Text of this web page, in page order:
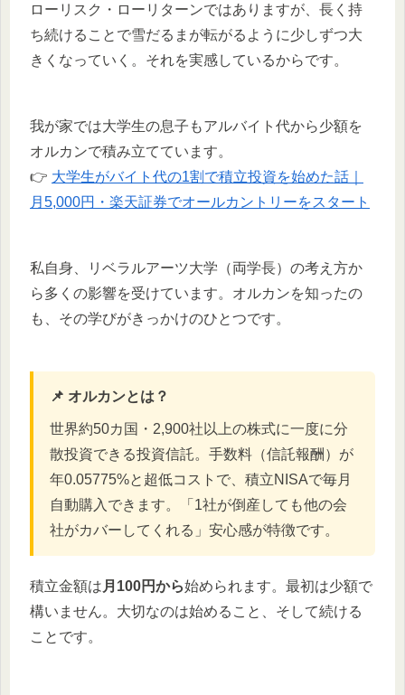
ローリスク・ローリターンではありますが、長く持
ち続けることで雪だるまが転がるように少しずつ大
きくなっていく。それを実感しているからです。
我が家では大学生の息子もアルバイト代から少額を
オルカンで積み立てています。
👉 大学生がバイト代の1割で積立投資を始めた話｜
月5,000円・楽天証券でオールカントリーをスタート
私自身、リベラルアーツ大学（両学長）の考え方か
ら多くの影響を受けています。オルカンを知ったの
も、その学びがきっかけのひとつです。
📌 オルカンとは？
世界約50カ国・2,900社以上の株式に一度に分
散投資できる投資信託。手数料（信託報酬）が
年0.05775%と超低コストで、積立NISAで毎月
自動購入できます。「1社が倒産しても他の会
社がカバーしてくれる」安心感が特徴です。
積立金額は 月100円から始められます。最初は少額で
構いません。大切なのは始めること、そして続ける
ことです。